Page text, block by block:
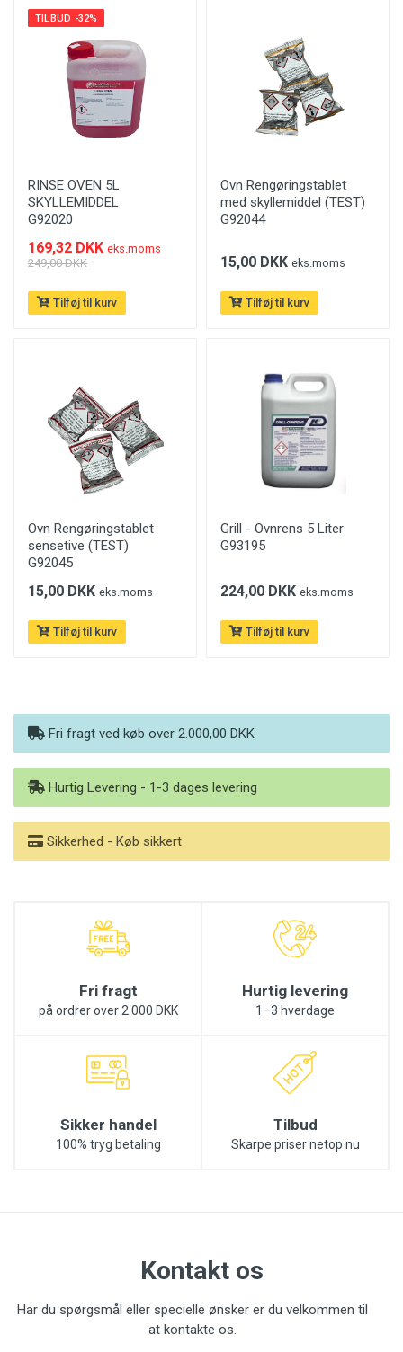
Fri fragt ved køb over 2.000,00 DKK
Hurtig Levering - 1-3 dages levering
Sikkerhed - Køb sikkert
TILBUD -32%
RINSE OVEN 5L
SKYLLEMIDDEL
G92020
169,32 DKK eks.moms
249,00 DKK
Tilføj til kurv
Ovn Rengøringstablet
med skyllemiddel (TEST)
G92044
15,00 DKK eks.moms
Tilføj til kurv
Ovn Rengøringstablet
sensetive (TEST)
G92045
15,00 DKK eks.moms
Tilføj til kurv
Grill - Ovnrens 5 Liter
G93195
224,00 DKK eks.moms
Tilføj til kurv
Fri fragt
på ordrer over 2.000 DKK
Hurtig levering
1–3 hverdage
Sikker handel
100% tryg betaling
Tilbud
Skarpe priser netop nu
Kontakt os
Har du spørgsmål eller specielle ønsker er du velkommen til
at kontakte os.